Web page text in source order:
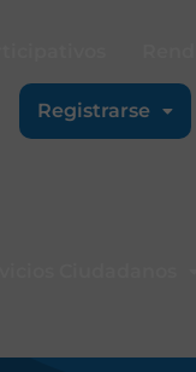
Registrarse